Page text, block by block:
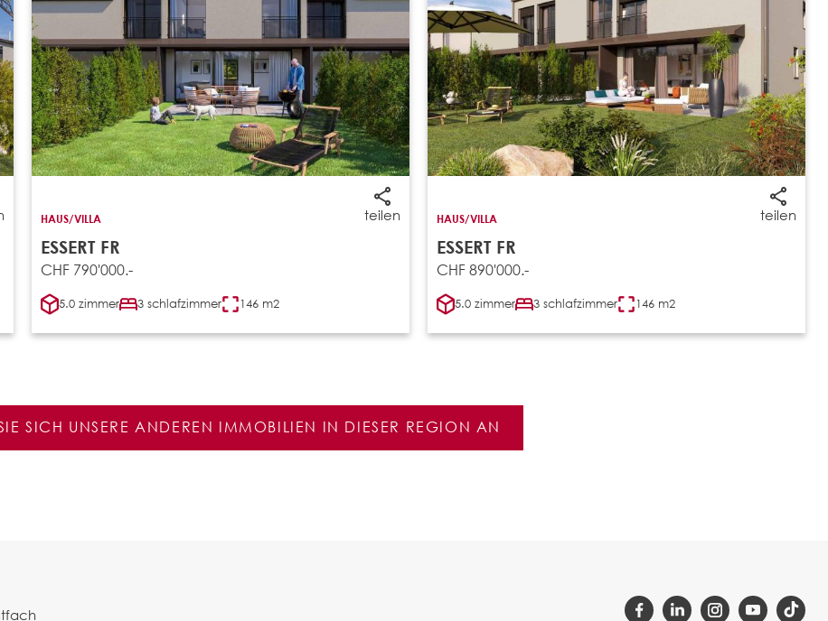
teilen
HAUS/VILLA
ESSERT FR
CHF 790'000.-
5.0 zimmer 3 schlafzimmer 146 m2
teilen
HAUS/VILLA
ESSERT FR
CHF 890'000.-
5.0 zimmer 3 schlafzimmer 146 m2
SICH UNSERE ANDEREN IMMOBILIEN IN DIESER REGION AN